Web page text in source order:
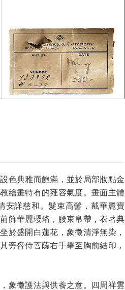
色典雅而飽滿，並於局部妝點金
繪畫特有的雍容氣度。畫面主體
安詳慈和。髮束高髻，戴華麗寶
飾華麗瓔珞，腰束帛帶，衣著典
於盛開白蓮花，象徵清淨無染，
旁脅侍菩薩右手舉至胸前結印，
象徵護法與供養之意。四周祥雲